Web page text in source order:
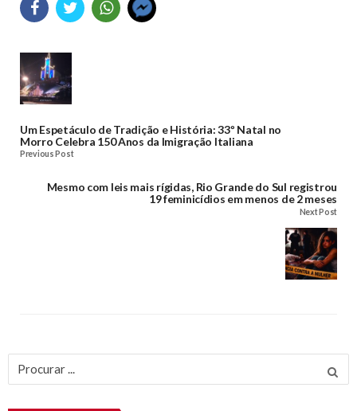
Um Espetáculo de Tradição e História: 33º Natal no
Morro Celebra 150 Anos da Imigração Italiana
Previous Post
Mesmo com leis mais rígidas, Rio Grande do Sul registrou
19 feminicídios em menos de 2 meses
Next Post
Procurar